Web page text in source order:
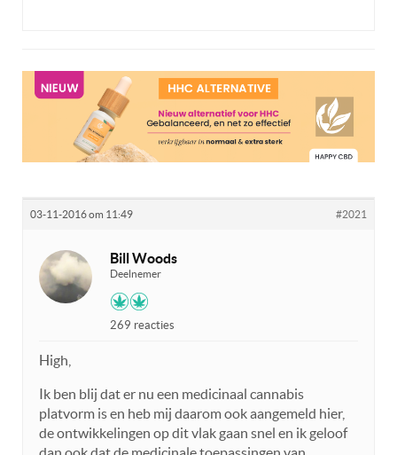
03-11-2016 om 11:49 #2021
Bill Woods
Deelnemer
269 reacties
High,
Ik ben blij dat er nu een medicinaal cannabis
platvorm is en heb mij daarom ook aangemeld hier,
de ontwikkelingen op dit vlak gaan snel en ik geloof